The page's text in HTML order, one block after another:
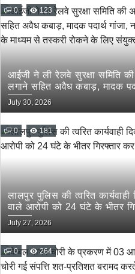
0 123
आईजी ने ली रेलवे सुरक्षा समिति
लगाने सहित अवैध कबाड़, मादक
इत्यादि की रेलवे के माध्यम से
के दिये गये निर्देश
July 30, 2026
0 181
लालपुर पुलिस की त्वरित
वाले आरोपी को 24 घंटे के भीतर
July 27, 2026
0 264